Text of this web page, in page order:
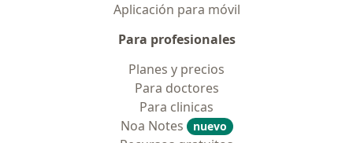
Aplicación para móvil
Para profesionales
Planes y precios
Para doctores
Para clinicas
Noa Notes
nuevo